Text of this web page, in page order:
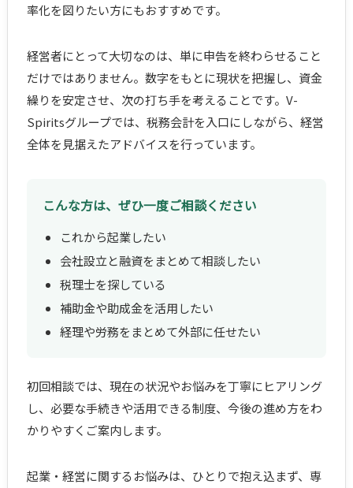
率化を図りたい方にもおすすめです。
経営者にとって大切なのは、単に申告を終わらせること
だけではありません。数字をもとに現状を把握し、資金
繰りを安定させ、次の打ち手を考えることです。V-
Spiritsグループでは、税務会計を入口にしながら、経営
全体を見据えたアドバイスを行っています。
こんな方は、ぜひ一度ご相談ください
これから起業したい
会社設立と融資をまとめて相談したい
税理士を探している
補助金や助成金を活用したい
経理や労務をまとめて外部に任せたい
初回相談では、現在の状況やお悩みを丁寧にヒアリング
し、必要な手続きや活用できる制度、今後の進め方をわ
かりやすくご案内します。
起業・経営に関するお悩みは、ひとりで抱え込まず、専